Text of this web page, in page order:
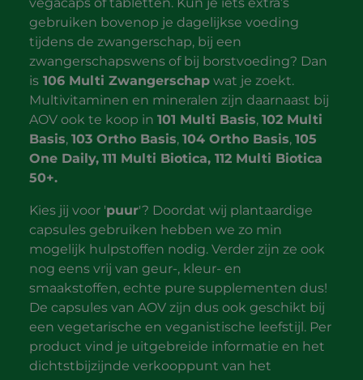
gebruiken bovenop je dagelijkse voeding
tijdens de zwangerschap, bij een
zwangerschapswens of bij borstvoeding? Dan
is106 Multi Zwangerschapwat je zoekt.
Multivitaminen en mineralen zijn daarnaast bij
AOV ook te koop in 101 Multi Basis, 102 Multi
Basis, 103 Ortho Basis, 104 Ortho Basis, 105
One Daily, 111 Multi Biotica, 112 Multi Biotica
50+.
Kies jij voor 'puur'? Doordat wij plantaardige
capsules gebruiken hebben we zo min
mogelijk hulpstoffen nodig. Verder zijn ze ook
nog eens vrij van geur-, kleur- en
smaakstoffen, echte pure supplementen dus!
De capsules van AOV zijn dus ook geschikt bij
een vegetarische en veganistische leefstijl. Per
product vind je uitgebreide informatie en het
dichtstbijzijnde verkooppunt van het